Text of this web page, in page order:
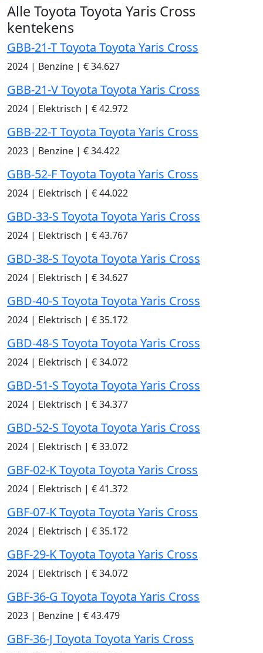
Alle Toyota Toyota Yaris Cross
kentekens
GBB-21-T Toyota Toyota Yaris Cross
2024 | Benzine | € 34.627
GBB-21-V Toyota Toyota Yaris Cross
2024 | Elektrisch | € 42.972
GBB-22-T Toyota Toyota Yaris Cross
2023 | Benzine | € 34.422
GBB-52-F Toyota Toyota Yaris Cross
2024 | Elektrisch | € 44.022
GBD-33-S Toyota Toyota Yaris Cross
2024 | Elektrisch | € 43.767
GBD-38-S Toyota Toyota Yaris Cross
2024 | Elektrisch | € 34.627
GBD-40-S Toyota Toyota Yaris Cross
2024 | Elektrisch | € 35.172
GBD-48-S Toyota Toyota Yaris Cross
2024 | Elektrisch | € 34.072
GBD-51-S Toyota Toyota Yaris Cross
2024 | Elektrisch | € 34.377
GBD-52-S Toyota Toyota Yaris Cross
2024 | Elektrisch | € 33.072
GBF-02-K Toyota Toyota Yaris Cross
2024 | Elektrisch | € 41.372
GBF-07-K Toyota Toyota Yaris Cross
2024 | Elektrisch | € 35.172
GBF-29-K Toyota Toyota Yaris Cross
2024 | Elektrisch | € 34.072
GBF-36-G Toyota Toyota Yaris Cross
2023 | Benzine | € 43.479
GBF-36-J Toyota Toyota Yaris Cross